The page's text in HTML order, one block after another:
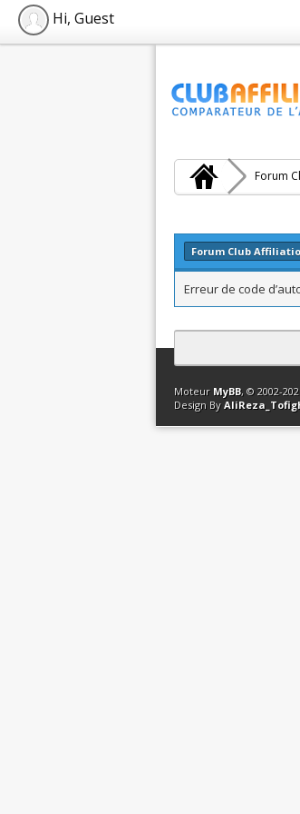
Hi, Guest
Forum
Forum Club
Erreur de code
Contact Club
Moteur MyBB, © 2002-
Design By